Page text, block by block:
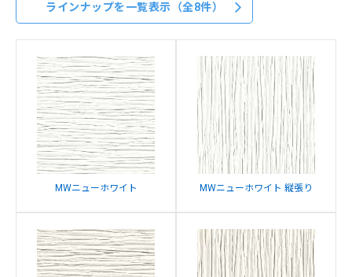
ラインナップを一覧表示（全8件）
MWニューホワイト MWニューホワイト 縦張り